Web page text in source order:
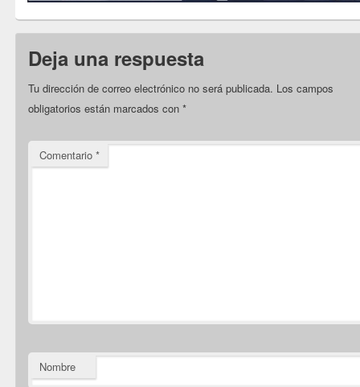
Deja una respuesta
Tu dirección de correo electrónico no será publicada. Los campos
obligatorios están marcados con*
Comentario*
Nombre